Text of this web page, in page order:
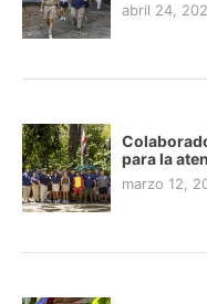
abril 24,
para la
marzo 12,